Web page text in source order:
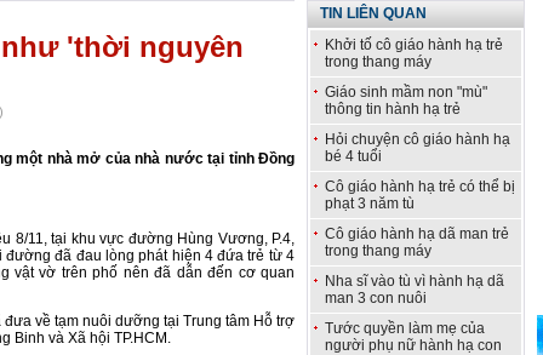
'thời nguyên
một nhà mở của nhà nước tại tỉnh Đồng
8/11, tại khu vực đường Hùng Vương, P.4,
đã đau lòng phát hiện 4 đứa trẻ từ 4
vật vờ trên phố nên đã dẫn đến cơ quan
về tạm nuôi dưỡng tại Trung tâm Hỗ trợ
Binh và Xã hội TP.HCM.
TIN LIÊN QUAN
Khởi tố cô giáo hành hạ trẻ
trong thang máy
Giáo sinh mầm non "mù"
thông tin hành hạ trẻ
Hỏi chuyện cô giáo hành hạ
bé 4 tuổi
Cô giáo hành hạ trẻ có thể bị
phạt 3 năm tù
Cô giáo hành hạ dã man trẻ
trong thang máy
Nha sĩ vào tù vì hành hạ dã
man 3 con nuôi
Tước quyền làm mẹ của
người phụ nữ hành hạ con